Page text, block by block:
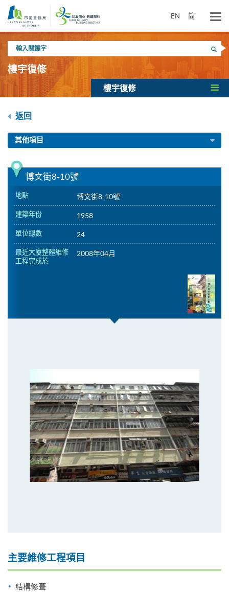
內
EN 简
入
關
鍵
搜尋
樓宇復修
樓宇復修
返回
其他項目
博文街8-10號
地點 博文街8-10號
建築年份 1958
單位總數 24
最近大廈整體維修
工程完成於
2008年04月
主要維修工程項目
結構修葺